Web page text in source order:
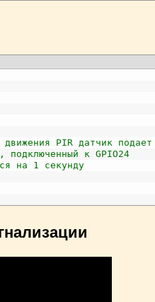
PIR датчик
подключенный к GPIO24
на 1 секунду